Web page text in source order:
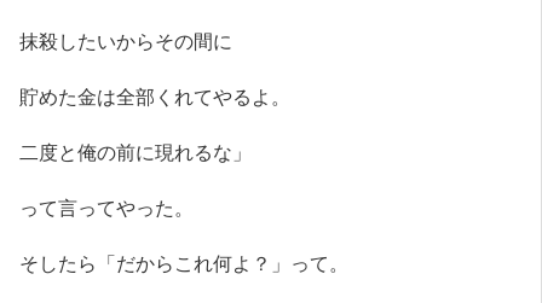
抹殺したいからその間に
貯めた金は全部くれてやるよ。
二度と俺の前に現れるな」
って言ってやった。
そしたら「だからこれ何よ？」って。